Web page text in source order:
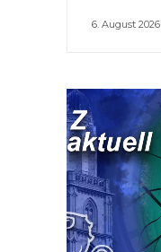
6. August 2026